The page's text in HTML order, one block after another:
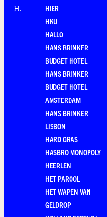
H.
HIER
HKU
HALLO
HANS BRINKER
BUDGET HOTEL
HANS BRINKER
BUDGET HOTEL
AMSTERDAM
HANS BRINKER
LISBON
HARD GRAS
HASBRO MONOPOLY
HEERLEN
HET PAROOL
HET WAPEN VAN
GELDROP